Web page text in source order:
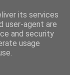
its services
user-agent are
and security
usage